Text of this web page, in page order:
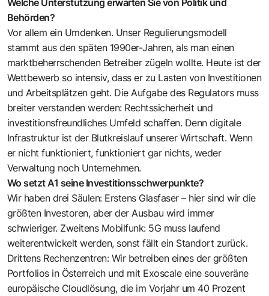
Behörden?
Vor allem ein Umdenken. Unser Regulierungs­modell
stammt aus den späten 1990er-Jahren, als man einen
marktbeherrschenden Betreiber zügeln wollte. ­Heute ist der
Wettbewerb so intensiv, dass er zu Lasten von Investitionen
und Arbeitsplätzen geht. Die Aufgabe des Regulators muss
breiter verstanden werden: Rechtssicherheit und
investitionsfreundliches Umfeld schaffen. Denn digitale
Infrastruktur ist der Blutkreislauf unserer Wirtschaft. Wenn
er nicht funktioniert, funktioniert gar nichts, weder
Verwaltung noch Unternehmen.
Wo setzt A1 seine Investitionsschwerpunkte?
Wir haben drei Säulen: Erstens Glasfaser – hier sind wir die
größten Investoren, aber der Ausbau wird immer
schwieriger. Zweitens Mobilfunk: 5G muss laufend
weiterentwickelt werden, sonst fällt ein Standort zurück.
Drittens Rechenzen­tren: Wir betreiben eines der größten
Portfolios in Österreich und mit Exoscale eine souveräne
europäische Cloudlösung, die im Vorjahr um 40 Prozent